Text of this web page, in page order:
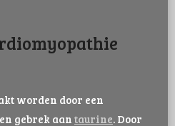
worden door een
gebrek aan taurine. Door